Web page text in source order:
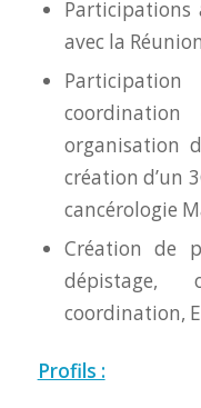
Participations
avec la
organisation
création d’un
cancérologie
Création de
dépistage,
coordination,
Profils :